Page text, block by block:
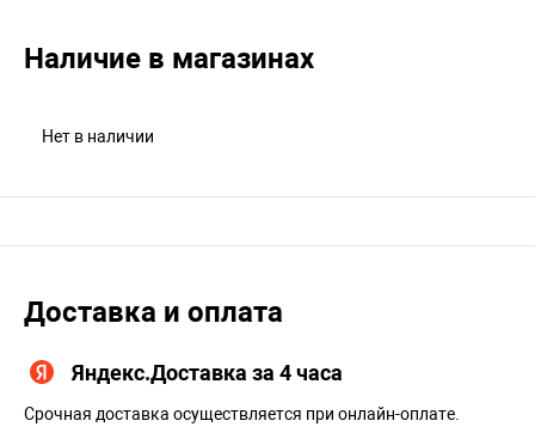
Наличие в магазинах
Нет в наличии
Доставка и оплата
Яндекс.Доставка за 4 часа
Срочная доставка осуществляется при онлайн-оплате.